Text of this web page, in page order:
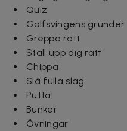
Quiz
Golfsvingens grunder
Greppa rätt
Ställ upp dig rätt
Chippa
Slå fulla slag
Putta
Bunker
Övningar